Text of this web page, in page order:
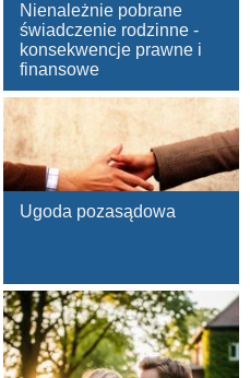
Nienależnie pobrane
świadczenie rodzinne -
konsekwencje prawne i
finansowe
Ugoda pozasądowa